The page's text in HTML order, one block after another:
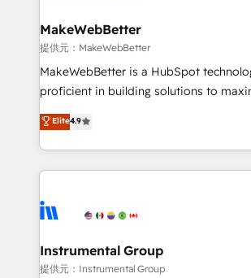
marketing campaigns, & RevOps
fuel long-term success We connect the entire
customer lifecycle through seamless
ensure long-term adoption with change-
and service to drive sustainable growth With 6 key
HubSpot accreditations and experience
teams has worked with clients just like you
explore whether S2 is the partner
MakeWebBetter
提供元：MakeWebBetter
MakeWebBetter is a HubSpot
proficient in building solutions to
operational efficiency of HubSpot. The
growing tech-enabler & facilitator,
hands you the blend of HubSpot
eminent solutions & integrations. Trust us to
Elite Partners with 10+ years of
Premier Partner 2023 🌟5 HubSpot
Won HubSpot Theme Challenge 2021
Elite4.9
Instrumental Group
提供元：Instrumental Group